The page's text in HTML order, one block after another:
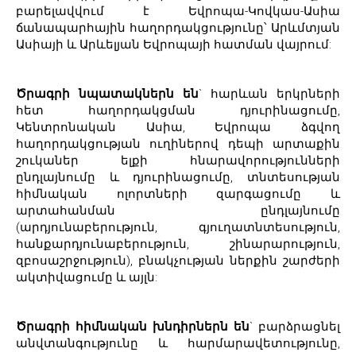
բարելավվում է Եվրոպա-Կովկաս-Ասիա
ճանապարհային հաղորդակցությունը՝ Արևմտյան
Ասիայի և Արևելյան Եվրոպայի հատման վայրում:
Ծրագրի նպատակներն են` հարևան երկրների
հետ հաղորդակցման դյուրինացումը,
Կենտրոնական Ասիա, Եվրոպա ձգվող
հաղորդակցության ուղիներով դեպի արտաքին
շուկաներ ելքի հնարավորությունների
ընդլայնումը և դյուրինացումը, տնտեսության
հիմնական ոլորտների զարգացումը և
արտահանման ընդլայնումը
(արդյունաբերություն, գյուղատնտեսություն,
հանքարդյունաբերություն, շինարարություն,
զբոսաշրջություն), բնակչության ներքին շարժերի
ակտիվացումը և այլն:
Ծրագրի հիմնական խնդիրներն են` բարձրացնել
անվտանգությունը և հարմարավետությունը,